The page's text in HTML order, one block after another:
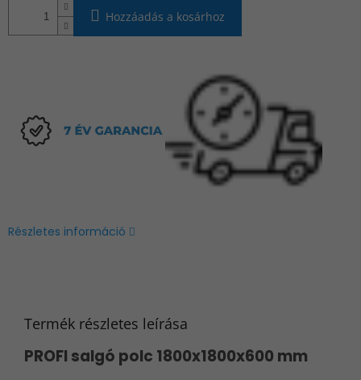
Hozzáadás a kosárhoz
Részletes információ
Termék részletes leírása
PROFI salgó polc 1800x1800x600 mm